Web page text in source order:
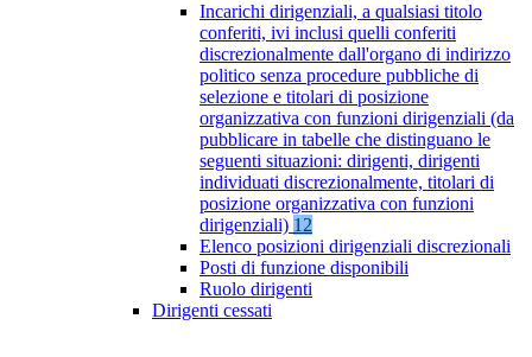
Incarichi dirigenziali, a qualsiasi titolo
conferiti, ivi inclusi quelli conferiti
discrezionalmente dall'organo di indirizzo
politico senza procedure pubbliche di
selezione e titolari di posizione
organizzativa con funzioni dirigenziali (da
pubblicare in tabelle che distinguano le
seguenti situazioni: dirigenti, dirigenti
individuati discrezionalmente, titolari di
posizione organizzativa con funzioni
dirigenziali) 12
Elenco posizioni dirigenziali discrezionali
Posti di funzione disponibili
Ruolo dirigenti
Dirigenti cessati